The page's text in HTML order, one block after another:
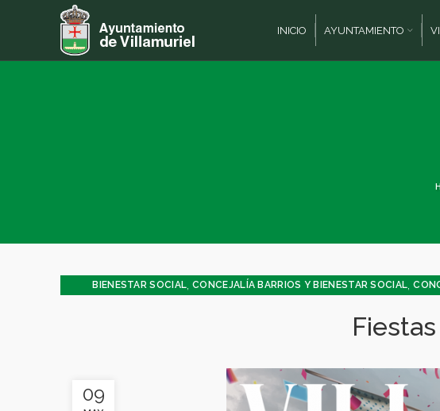
INICIO AYUNTAMIENTO
BIENESTAR SOCIAL ,CONCEJALÍA BARRIOS Y BIENESTAR SOCIAL ,
09